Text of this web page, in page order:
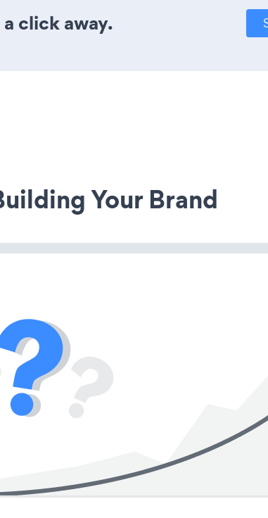
click away.
Your Brand